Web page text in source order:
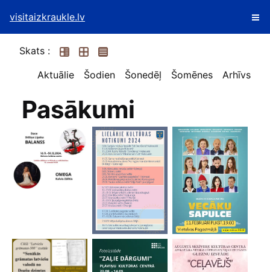
visitaizkraukle.lv
Skats :
Aktuālie
Šodien Šonedēļ Šomēnes Arhīvs
Pasākumi